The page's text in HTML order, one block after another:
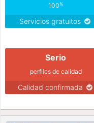
100%
Servicios gratuitos
Serio
perfiles de calidad
Calidad confirmada